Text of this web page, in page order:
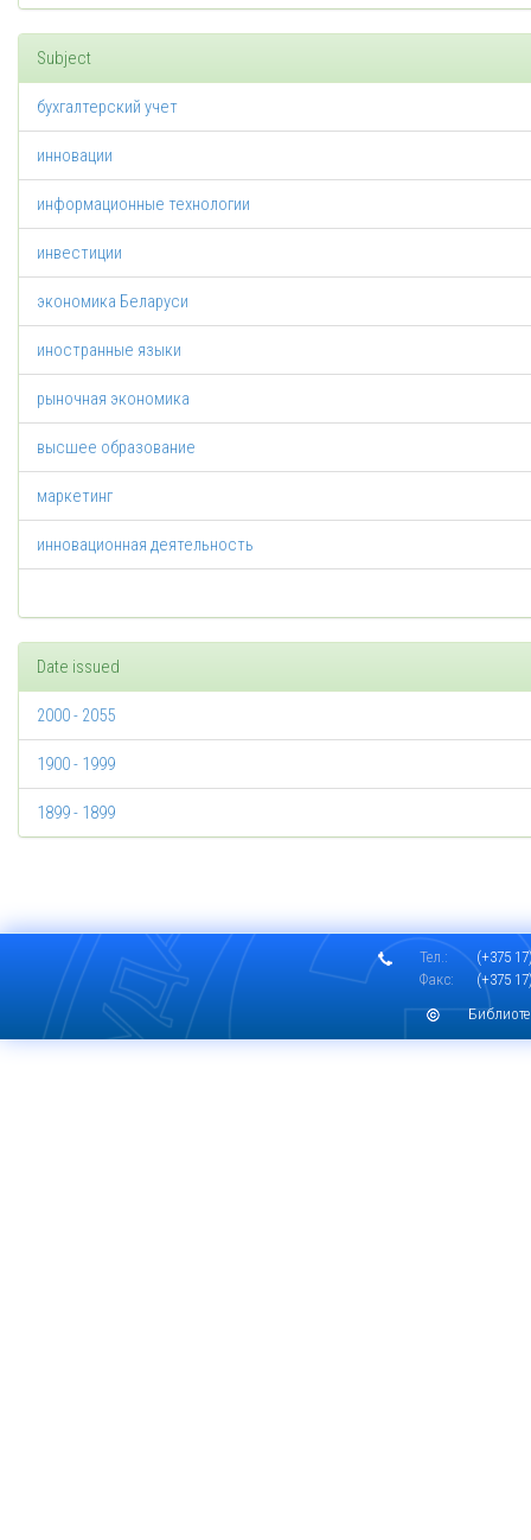
Subject
бухгалтерский учет
инновации
информационные технологии
инвестиции
экономика Беларуси
иностранные языки
рыночная экономика
высшее образование
маркетинг
инновационная деятельность
Date issued
2000 - 2055
1900 - 1999
1899 - 1899
Тел.:
(+375
Факс:
(+375